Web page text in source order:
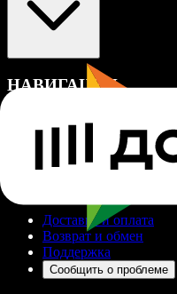
НАВИГАЦИЯ
Контакты
Доставка и оплата
Возврат и обмен
Поддержка
Сообщить о проблеме